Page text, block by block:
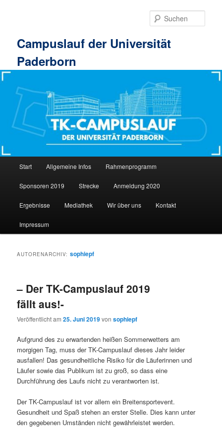
Campuslauf der Universität
Paderborn
Start Allgemeine Infos Rahmenprogramm
Sponsoren 2019 Strecke Anmeldung 2020
Ergebnisse Mediathek Wir über uns Kontakt
Impressum
AUTORENARCHIV:sophiepf
– Der TK-Campuslauf 2019
fällt aus!-
Veröffentlicht am25. Juni 2019vonsophiepf
Aufgrund des zu erwartenden heißen Sommerwetters am
morgigen Tag, muss der TK-Campuslauf dieses Jahr leider
ausfallen! Das gesundheitliche Risiko für die Läuferinnen und
Läufer sowie das Publikum ist zu groß, so dass eine
Durchführung des Laufs nicht zu verantworten ist.
Der TK-Campuslauf ist vor allem ein Breitensportevent.
Gesundheit und Spaß stehen an erster Stelle. Dies kann unter
den gegebenen Umständen nicht gewährleistet werden.